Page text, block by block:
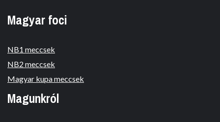
Magyar foci
NB1 meccsek
NB2 meccsek
Magyar kupa meccsek
Magunkról